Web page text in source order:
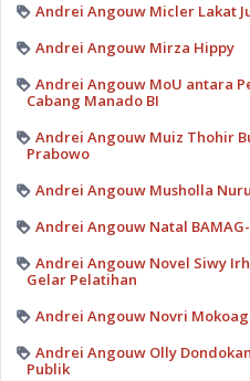
Andrei Angouw Micler Lakat
Andrei Angouw Mirza Hippy
Andrei Angouw MoU antara
Cabang Manado BI
Andrei Angouw Muiz Thohir
Prabowo
Andrei Angouw Musholla
Andrei Angouw Natal
Andrei Angouw Novel Siwy
Gelar Pelatihan
Andrei Angouw Novri
Andrei Angouw Olly
Publik